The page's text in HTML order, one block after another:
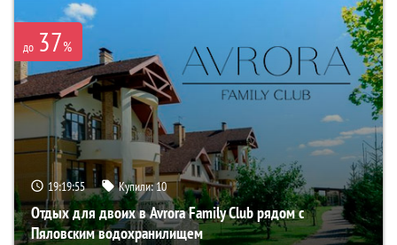
до 37%
19:19:53 Купили:10
Отдых для двоих в Avrora Family Club рядом с
Пяловским водохранилищем